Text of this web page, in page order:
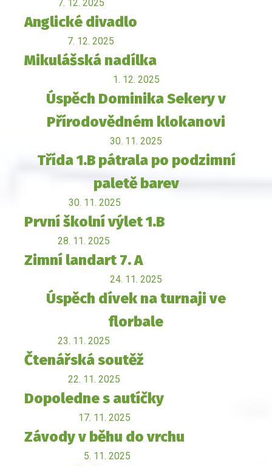
7. 12. 2025
Anglické divadlo
7. 12. 2025
Mikulášská nadílka
1. 12. 2025
Úspěch Dominika Sekery v
Přírodovědném klokanovi
30. 11. 2025
Třída 1.B pátrala po podzimní
paletě barev
30. 11. 2025
První školní výlet 1.B
28. 11. 2025
Zimní landart 7. A
24. 11. 2025
Úspěch dívek na turnaji ve
florbale
23. 11. 2025
Čtenářská soutěž
22. 11. 2025
Dopoledne s autíčky
17. 11. 2025
Závody v běhu do vrchu
5. 11. 2025